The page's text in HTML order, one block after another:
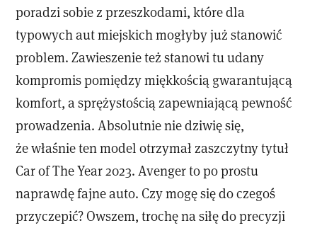
poradzi sobie z przeszkodami, które dla
typowych aut miejskich mogłyby już stanowić
problem. Zawieszenie też stanowi tu udany
kompromis pomiędzy miękkością gwarantującą
komfort, a sprężystością zapewniającą pewność
prowadzenia. Absolutnie nie dziwię się,
że właśnie ten model otrzymał zaszczytny tytuł
Car of The Year 2023. Avenger to po prostu
naprawdę fajne auto. Czy mogę się do czegoś
przyczepić? Owszem, trochę na siłę do precyzji